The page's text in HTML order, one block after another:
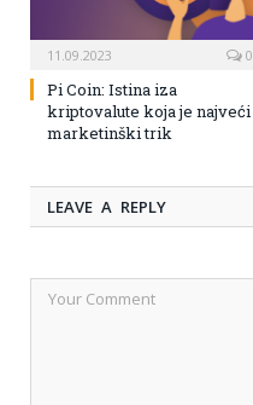
11.09.2023 0
Pi Coin: Istina iza
kriptovalute koja je najveći
marketinški trik
LEAVE A REPLY